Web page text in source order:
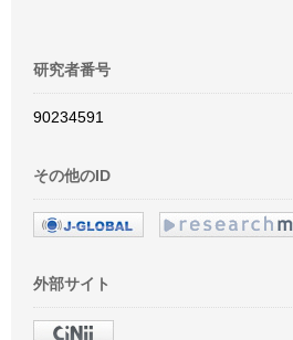
研究者番号
90234591
その他のID
外部サイト